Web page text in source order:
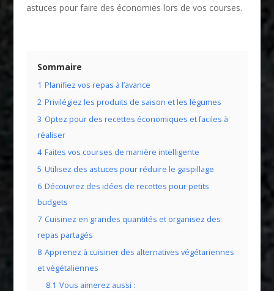
astuces pour faire des économies lors de vos courses.
Sommaire
1 Planifiez vos repas à l’avance
2 Privilégiez les produits de saison et les légumes
3 Optez pour des recettes économiques et faciles à
réaliser
4 Faites vos courses de manière intelligente
5 Utilisez des astuces pour réduire le gaspillage
6 Découvrez des idées de recettes pour petits
budgets
7 Cuisinez en grandes quantités et organisez des
repas partagés
8 Apprenez à cuisiner des alternatives végétariennes
et végétaliennes
8.1 Vous aimerez aussi :